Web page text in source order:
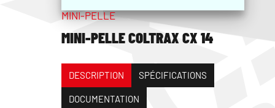
MINI-PELLE
MINI-PELLE COLTRAX CX 14
DESCRIPTION SPÉCIFICATIONS
DOCUMENTATION